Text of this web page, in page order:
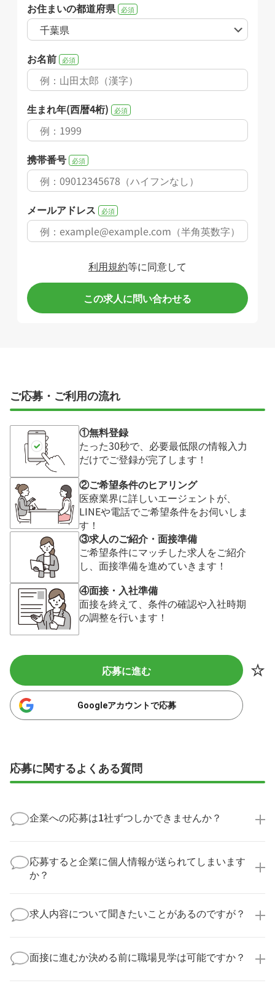
お住まいの都道府県 必須
お名前 必須
生まれ年(西暦4桁) 必須
携帯番号 必須
メールアドレス 必須
利用規約等に同意して
この求人に問い合わせる
ご応募・ご利用の流れ
①無料登録
たった30秒で、必要最低限の情報入力
だけでご登録が完了します！
②ご希望条件のヒアリング
医療業界に詳しいエージェントが、
LINEや電話でご希望条件をお伺いしま
す！
③求人のご紹介・面接準備
ご希望条件にマッチした求人をご紹介
し、面接準備を進めていきます！
④面接・入社準備
面接を終えて、条件の確認や入社時期
の調整を行います！
応募に進む
Googleアカウントで応募
応募に関するよくある質問
企業への応募は1社ずつしかできませんか？
実際に医療キャリアナビを利用して転職に成功した方
の多くは、複数応募して自分に合った職場を選ばれて
います。
応募すると企業に個人情報が送られてしまいます
か？
業様に個人情報が送られることはありません！
より詳細な求人情報をご確認いただいた上で、転職希
求人内容について聞きたいことがあるのですが？
してお答えいたします。
勤務体制や職場の雰囲気、研修制度など、どんな小さ
面接に進むか決める前に職場見学は可能ですか？